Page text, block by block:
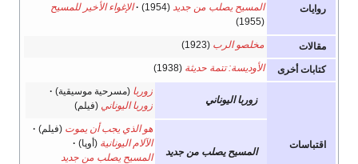
روايات
المسيح يصلب من جديد (1954)
الإغواء الأخير للمسيح
(1955)
مقالات مخلصو الرب (1923)
كتابات أخرى الأوديسة: تتمة حديثة (1938)
اقتباسات
زوربا اليوناني
زوربا (مسرحية موسيقية)
زوربا اليوناني (فيلم)
المسيح يصلب من جديد
هو الذي يجب أن يموت (فيلم)
الآلام اليونانية (أوپا)
المسيح يصلب من جديد